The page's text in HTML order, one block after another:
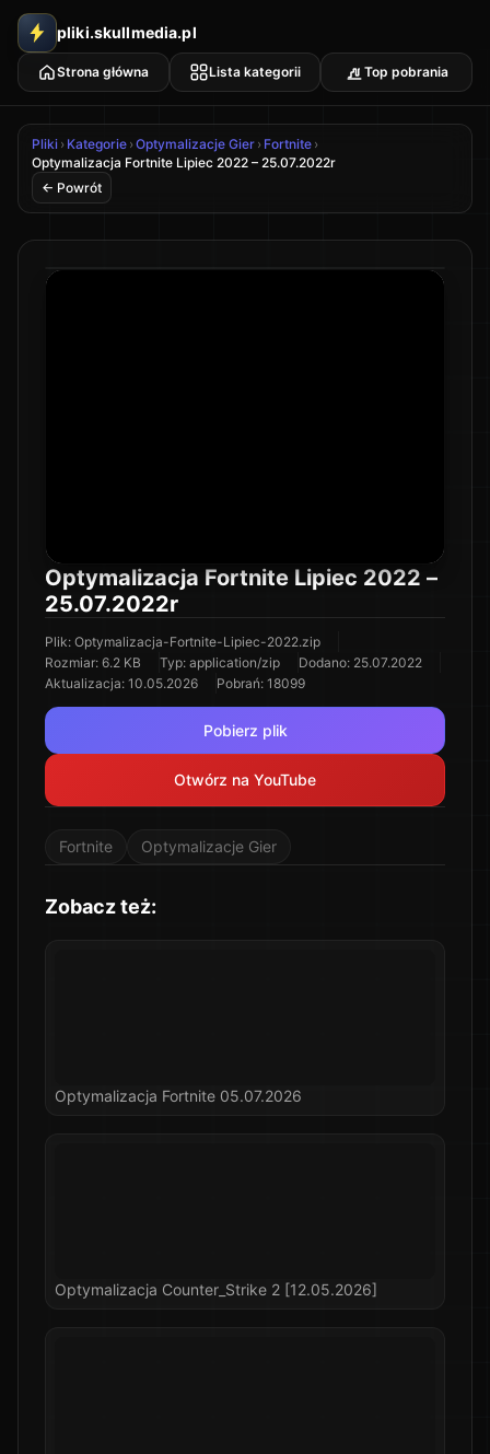
pliki.skullmedia.pl
Strona główna Lista kategorii Top pobrania
Pliki › Kategorie ›Optymalizacje Gier › Fortnite ›
Optymalizacja Fortnite Lipiec 2022 – 25.07.2022r
← Powrót
Optymalizacja Fortnite Lipiec 2022 –
25.07.2022r
Plik: Optymalizacja-Fortnite-Lipiec-2022.zip
Rozmiar: 6.2 KB Typ: application/zip Dodano: 25.07.2022
Aktualizacja: 10.05.2026 Pobrań: 18099
Pobierz plik
Otwórz na YouTube
Fortnite Optymalizacje Gier
Zobacz też:
Optymalizacja Fortnite 05.07.2026
Optymalizacja Counter_Strike 2 [12.05.2026]